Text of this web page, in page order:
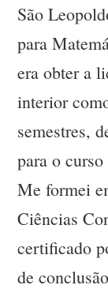
São
para
era obter a
interior
semestres,
para o
Me formei
Ciências
certificado
de